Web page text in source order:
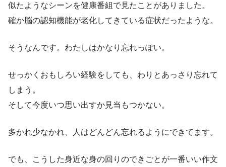
似たようなシーンを健康番組で見たことがありました。
確か脳の認知機能が老化してきている症状だったような。
そうなんです。わたしはかなり忘れっぽい。
せっかくおもしろい経験をしても、わりとあっさり忘れて
しまう。
そして今度いつ思い出すか見当もつかない。
多かれ少なかれ、人はどんどん忘れるようにできてます。
でも、こうした身近な身の回りのできごとが一番いい作文